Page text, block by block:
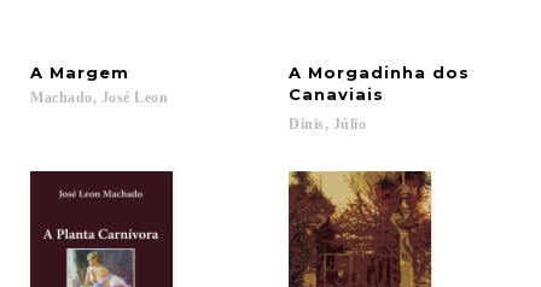
A Margem
Machado, José Leon
A Morgadinha dos
Canaviais
Dinis, Júlio